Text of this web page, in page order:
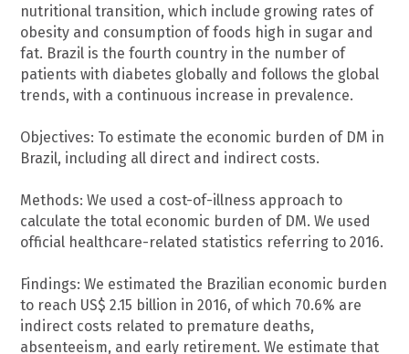
nutritional transition, which include growing rates of
obesity and consumption of foods high in sugar and
fat. Brazil is the fourth country in the number of
patients with diabetes globally and follows the global
trends, with a continuous increase in prevalence.
Objectives: To estimate the economic burden of DM in
Brazil, including all direct and indirect costs.
Methods: We used a cost-of-illness approach to
calculate the total economic burden of DM. We used
official healthcare-related statistics referring to 2016.
Findings: We estimated the Brazilian economic burden
to reach US$ 2.15 billion in 2016, of which 70.6% are
indirect costs related to premature deaths,
absenteeism, and early retirement. We estimate that